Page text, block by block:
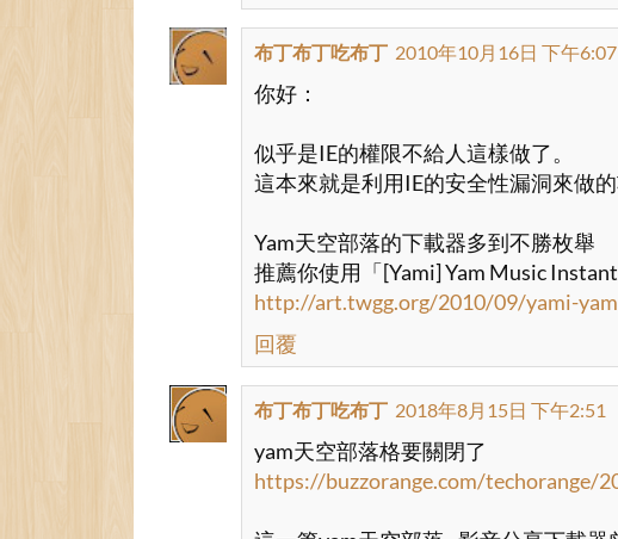
    border: 1px solid gray;
/*background-color:gray;*/
    font-size: smaller;
    width: 12px;
    display:block;
float :left;
    text-align:center;
    padding: 0 2px;
布丁布丁吃布丁 2010年10月16日 下午6:07
你好：
似乎是IE的權限不給人這樣做了。
這本來就是利用IE的安全性漏洞來做
Yam天空部落的下載器多到不勝枚舉
推薦你使用「[Yami] Yam Music
http://art.twgg.org/2010/09/yami-
回覆
布丁布丁吃布丁 2018年8月15日 下午2:51
yam天空部落格要關閉了
https://buzzorange.com/techorange/